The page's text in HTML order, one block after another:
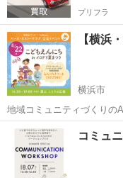
プリフラ
【横浜
横浜市
地域コミュニティづくりの
ョン。 港南台バーズを中心とした地域の新しい未来と交流を育む「巣
（NEST）」のような場を、 リアルとオンラインで紡ぐ「人と人
つながり」で実現...
神奈川 横浜市
コミュ